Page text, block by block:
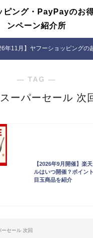
ピング・PayPayのお
ンペーン紹介所
年11月】ヤフーショッピング
― TAG ―
ーパーセール 次
【2026年9月開催】楽
ルはいつ開催？ポイン
目玉商品を紹介
セール 次回